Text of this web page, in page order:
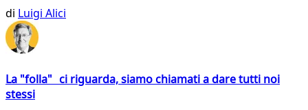
di Luigi Alici
La "folla" ci riguarda, siamo chiamati a dare tutti noi
stessi